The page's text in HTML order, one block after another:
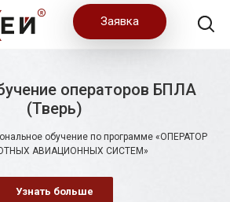
Заявка
операторов БПЛА
(Тверь)
обучение по программе «ОПЕРАТОР
АВИАЦИОННЫХ СИСТЕМ»
Узнать больше